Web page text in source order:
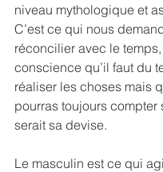
niveau mythologique et
C’est ce qui nous
réconcilier avec le
conscience qu’il faut du
réaliser les choses mais
pourras toujours compter
serait sa devise.
Le masculin est ce qui